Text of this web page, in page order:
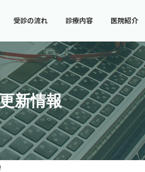
受診の流れ 診療内容 医院紹介
新情報